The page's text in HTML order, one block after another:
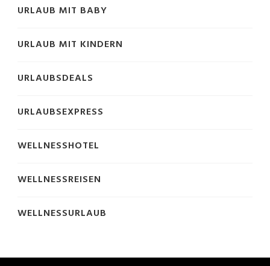
URLAUB MIT BABY
URLAUB MIT KINDERN
URLAUBSDEALS
URLAUBSEXPRESS
WELLNESSHOTEL
WELLNESSREISEN
WELLNESSURLAUB